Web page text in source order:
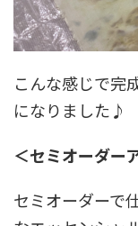
こんな感じで完
になりました♪
＜セミオーダー
セミオーダーで